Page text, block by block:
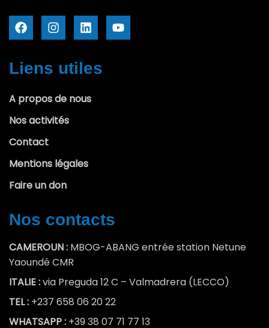
Liens utiles
A propos de nous
Nos activités
Contact
Mentions légales
Faire un don
Nos contacts
CAMEROUN : MBOG-ABANG entrée station Netune
Yaoundé CMR
ITALIE :via Preguda 12 C – Valmadrera (LECCO)
TEL : +237 658 06 20 22
WHATSAPP : +39 38 07 71 77 13